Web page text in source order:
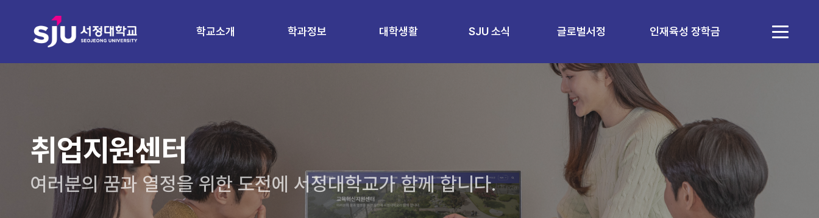
학교소개 학과정보 대학생활 SJU 소식 글로벌서정 인재육성 장학금
취업지원센터
여러분의 꿈과 열정을 위한 도전에 서정대학교가 함께 합니다.